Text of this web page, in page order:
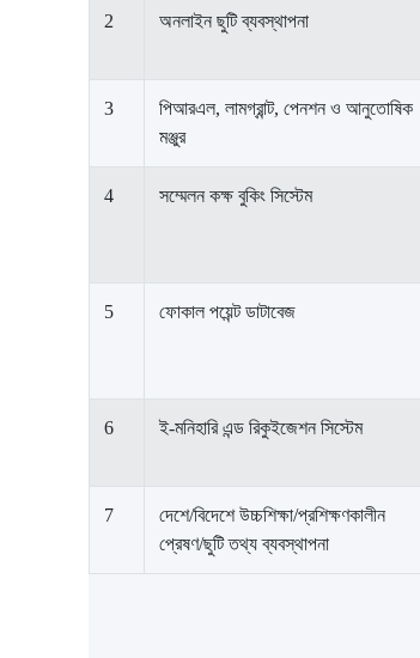
2 অনলাইন ছুটি ব্যবস্থাপনা
3
পিআরএল, লামগ্রান্ট, পেনশন ও আনুতোষিক
মঞ্জুর
4 সম্মেলন কক্ষ বুকিং সিস্টেম
5 ফোকাল পয়েন্ট ডাটাবেজ
6 ই-মনিহারি এন্ড রিকুইজেশন সিস্টেম
7
দেশে/বিদেশে উচ্চশিক্ষা/প্রশিক্ষণকালীন
প্রেষণ/ছুটি তথ্য ব্যবস্থাপনা